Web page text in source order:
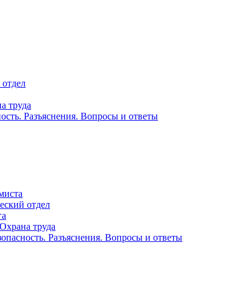
труда
Разъяснения. Вопросы и ответы
отдел
труда
Разъяснения. Вопросы и ответы